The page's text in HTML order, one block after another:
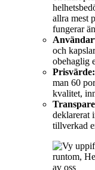
allra mest
fungerar
och
obehaglig
Prisvärde:
man 60
kvalitet,
deklarerat
tillverkad